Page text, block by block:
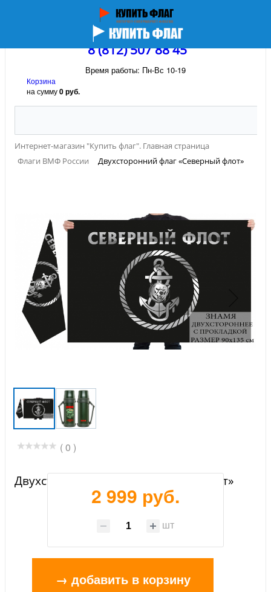
8 (812) 507 88 45
Время работы: Пн-Вс 10-19
Корзина
на сумму0 руб.
Интернет-магазин "Купить флаг". Главная страница
Флаги ВМФ России
Двухсторонний флаг «Северный флот»
( 0 )
Двухсторонний флаг «Северный флот»
2 999 руб.
шт
→ добавить в корзину